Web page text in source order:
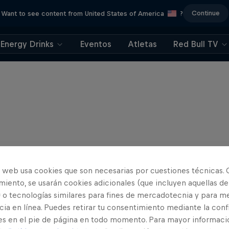
Want to see content from United States of America ? Continue
Energy Drinks Eventos Atletas Red Bull TV
web usa cookies que son necesarias por cuestiones técnicas.
se usarán cookies adicionales (que incluyen aquellas de
tecnologías similares para fines de mercadotecnia y para
en línea. Puedes retirar tu consentimiento mediante la
en el pie de página en todo momento. Para mayor